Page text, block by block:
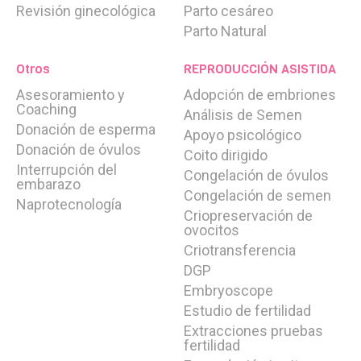
PLANeva Plan ahorro Eva para conseguir tu embarazo
Plan Nutricional Eva Para Conseguir
OPCIÓNEVAPlan personalizado EVA. Tú eliges la mejor
opción
Técnicas
MACS
ICSI – Microinyección espermática
PICSI - ICSI fisiológico
Cultivo de embriones hasta blastocisto
Programa Donación de Óvulos
Estudio integral de fertilidad femenina
Estudio de fertilidad masculina
Revisión ginecológica
Parto cesáreo
Parto Natural
Otros
Asesoramiento y
Coaching
Donación de esperma
Donación de óvulos
Interrupción del
embarazo
Naprotecnología
REPRODUCCIÓN ASISTIDA
Adopción de embriones
Análisis de Semen
Apoyo psicológico
Coito dirigido
Congelación de óvulos
Congelación de semen
Criopreservación de
ovocitos
Criotransferencia
DGP
Embryoscope
Estudio de fertilidad
Extracciones pruebas
fertilidad